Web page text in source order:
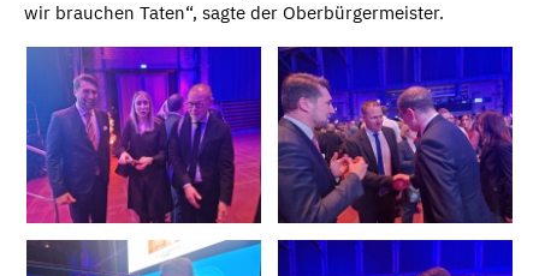
wir brauchen Taten“, sagte der Oberbürgermeister.